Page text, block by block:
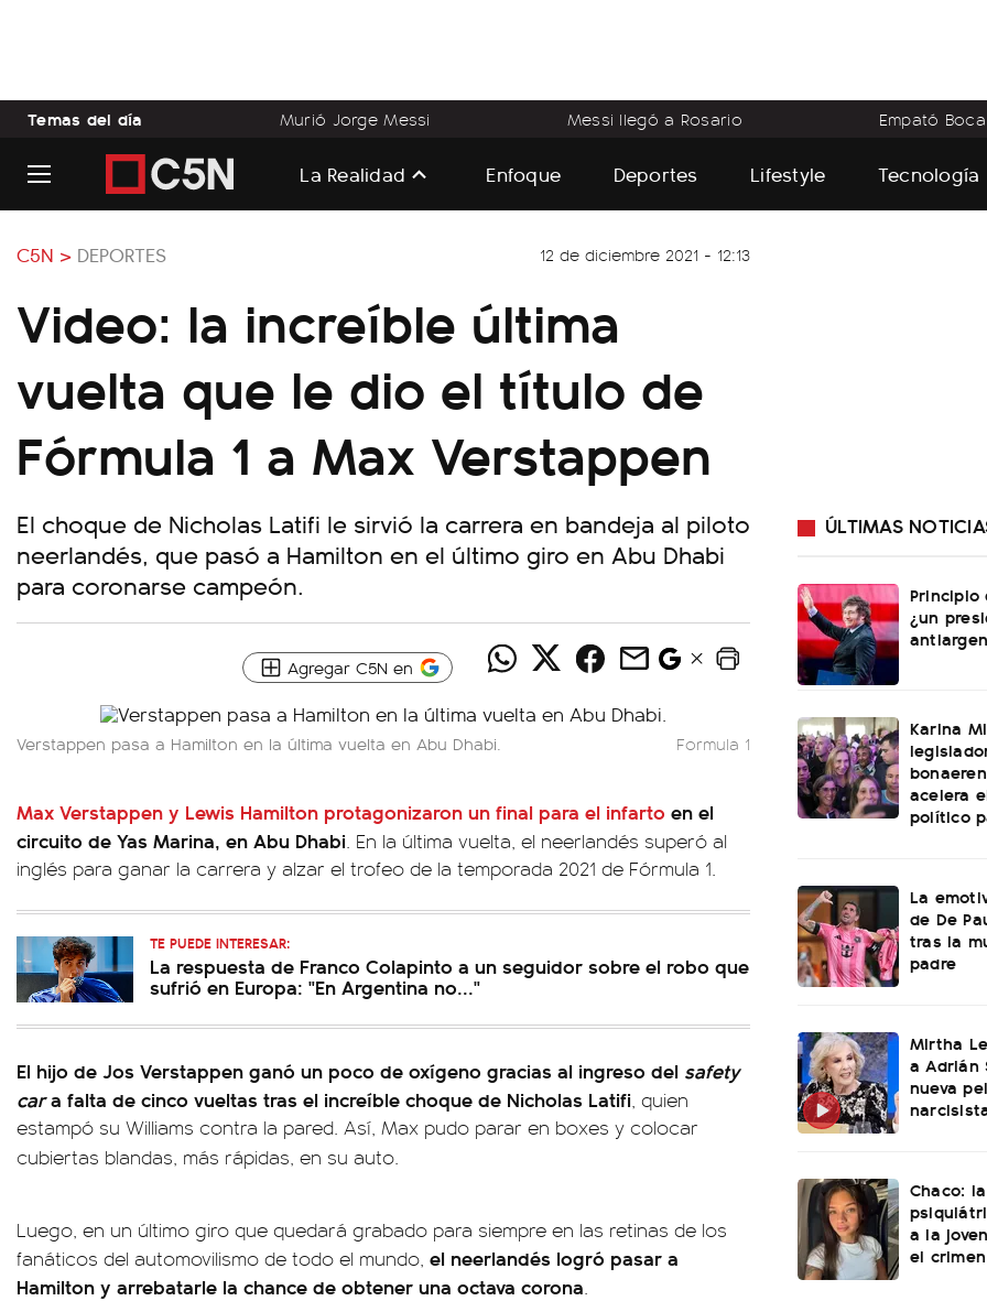
Temas del día Murió Jorge Messi Messi llegó a Rosario Empató Boca
La Realidad Enfoque Deportes Lifestyle Tecnología
C5N > DEPORTES 12 de diciembre 2021 - 12:13
Video: la increíble última
vuelta que le dio el título de
Fórmula 1 a Max Verstappen
El choque de Nicholas Latifi le sirvió la carrera en bandeja al piloto
neerlandés, que pasó a Hamilton en el último giro en Abu Dhabi
para coronarse campeón.
Agregar C5N en
Verstappen pasa a Hamilton en la última vuelta en Abu Dhabi. Formula 1
Max Verstappen y Lewis Hamilton protagonizaron un final para el infarto en el
circuito de Yas Marina, en Abu Dhabi. En la última vuelta, el neerlandés superó al
inglés para ganar la carrera y alzar el trofeo de la temporada 2021 de Fórmula 1.
TE PUEDE INTERESAR:
La respuesta de Franco Colapinto a un seguidor sobre el robo que
sufrió en Europa: "En Argentina no..."
El hijo de Jos Verstappen ganó un poco de oxígeno gracias al ingreso del safety
cara falta de cinco vueltas tras el increíble choque de Nicholas Latifi, quien
estampó su Williams contra la pared. Así, Max pudo parar en boxes y colocar
cubiertas blandas, más rápidas, en su auto.
Luego, en un último giro que quedará grabado para siempre en las retinas de los
fanáticos del automovilismo de todo el mundo, el neerlandés logró pasar a
Hamilton y arrebatarle la chance de obtener una octava corona.
ÚLTIMAS
Principio
¿un
Karina
acelera
político
La
de De
tras la
padre
Mirtha
a Adrián
nueva
Chaco:
a la
el